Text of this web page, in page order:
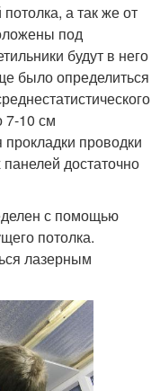
а так же от
под
будут в него
было определиться
7-10 см
проводки
достаточно
с помощью
потолка.
лазерным